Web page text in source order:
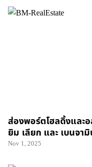
ส่องพอร์ตโฮลดิ้งและ
ยิม เลียก และ เบนจามิ
Nov 1, 2025